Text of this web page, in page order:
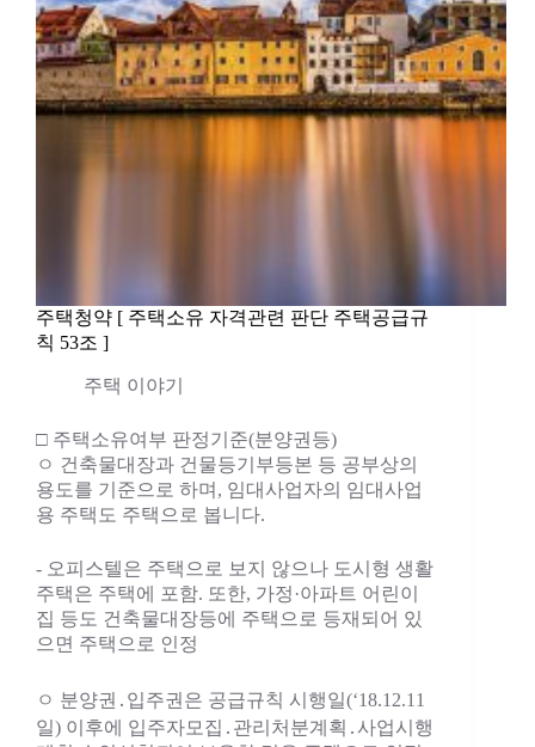
주택청약 [ 주택소유 자격관련 판단 주택공급규
칙 53조 ]
주택 이야기
□ 주택소유여부 판정기준(분양권등)
ㅇ 건축물대장과 건물등기부등본 등 공부상의
용도를 기준으로 하며, 임대사업자의 임대사업
용 주택도 주택으로 봅니다.
- 오피스텔은 주택으로 보지 않으나 도시형 생활
주택은 주택에 포함. 또한, 가정·아파트 어린이
집 등도 건축물대장등에 주택으로 등재되어 있
으면 주택으로 인정
ㅇ 분양권․입주권은 공급규칙 시행일(‘18.12.11
일) 이후에 입주자모집․관리처분계획․사업시행